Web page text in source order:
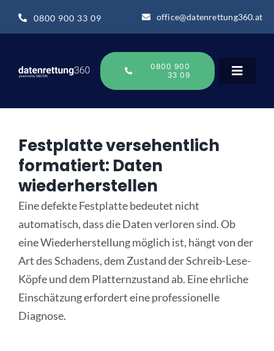
Inhalt
0800 900 33 09 office@datenrettung360.at
0800 900
33 09
Toggle
Datenrettung-Wissen
Über uns
Business
Festplatte versehentlich
formatiert: Daten
wiederherstellen
Eine defekte Festplatte bedeutet nicht
automatisch, dass die Daten verloren sind. Ob
eine Wiederherstellung möglich ist, hängt von der
Art des Schadens, dem Zustand der Schreib-Lese-
Köpfe und dem Platternzustand ab. Eine ehrliche
Einschätzung erfordert eine professionelle
Diagnose.